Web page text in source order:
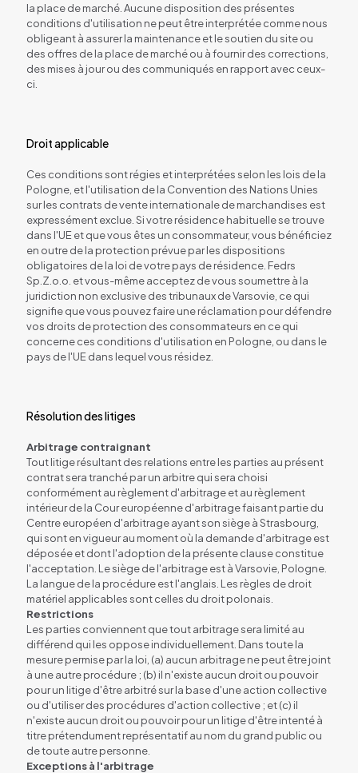
la place de marché. Aucune disposition des présentes
conditions d'utilisation ne peut être interprétée comme nous
obligeant à assurer la maintenance et le soutien du site ou
des offres de la place de marché ou à fournir des corrections,
des mises à jour ou des communiqués en rapport avec ceux-
ci.
Droit applicable
Ces conditions sont régies et interprétées selon les lois de la
Pologne, et l'utilisation de la Convention des Nations Unies
sur les contrats de vente internationale de marchandises est
expressément exclue. Si votre résidence habituelle se trouve
dans l'UE et que vous êtes un consommateur, vous bénéficiez
en outre de la protection prévue par les dispositions
obligatoires de la loi de votre pays de résidence. Fedrs
Sp.Z.o.o. et vous-même acceptez de vous soumettre à la
juridiction non exclusive des tribunaux de Varsovie, ce qui
signifie que vous pouvez faire une réclamation pour défendre
vos droits de protection des consommateurs en ce qui
concerne ces conditions d'utilisation en Pologne, ou dans le
pays de l'UE dans lequel vous résidez.
Résolution des litiges
Arbitrage contraignant
Tout litige résultant des relations entre les parties au présent
contrat sera tranché par un arbitre qui sera choisi
conformément au règlement d'arbitrage et au règlement
intérieur de la Cour européenne d'arbitrage faisant partie du
Centre européen d'arbitrage ayant son siège à Strasbourg,
qui sont en vigueur au moment où la demande d'arbitrage est
déposée et dont l'adoption de la présente clause constitue
l'acceptation. Le siège de l'arbitrage est à Varsovie, Pologne.
La langue de la procédure est l'anglais. Les règles de droit
matériel applicables sont celles du droit polonais.
Restrictions
Les parties conviennent que tout arbitrage sera limité au
différend qui les oppose individuellement. Dans toute la
mesure permise par la loi, (a) aucun arbitrage ne peut être joint
à une autre procédure ; (b) il n'existe aucun droit ou pouvoir
pour un litige d'être arbitré sur la base d'une action collective
ou d'utiliser des procédures d'action collective ; et (c) il
n'existe aucun droit ou pouvoir pour un litige d'être intenté à
titre prétendument représentatif au nom du grand public ou
de toute autre personne.
Exceptions à l'arbitrage